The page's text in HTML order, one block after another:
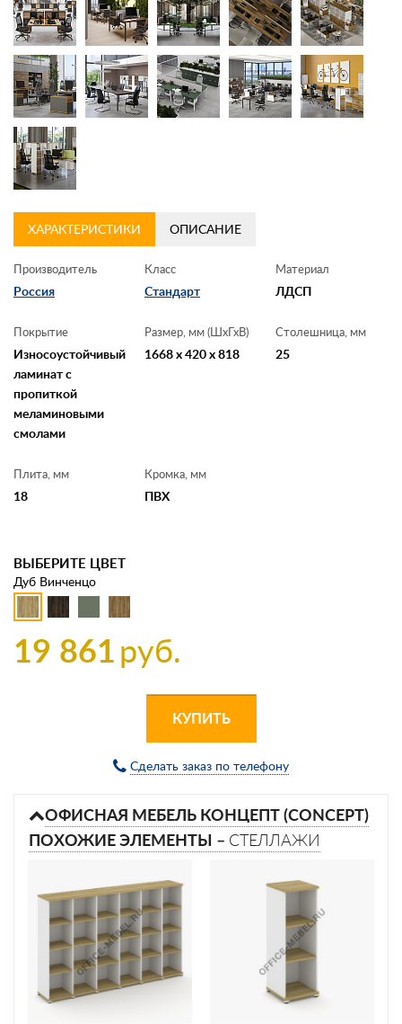
ХАРАКТЕРИСТИКИ ОПИСАНИЕ
Производитель
Россия
Класс
Стандарт
Материал
ЛДСП
Покрытие
Износоустойчивый
ламинат с
пропиткой
меламиновыми
смолами
Размер, мм (ШхГхВ)
1668 x 420 x 818
Столешница, мм
25
Плита, мм
18
Кромка, мм
ПВХ
ВЫБЕРИТЕ ЦВЕТ
Дуб Винченцо
19 861руб.
КУПИТЬ
Сделать заказ по телефону
ОФИСНАЯ МЕБЕЛЬ КОНЦЕПТ (CONCEPT)
ПОХОЖИЕ ЭЛЕМЕНТЫ – СТЕЛЛАЖИ